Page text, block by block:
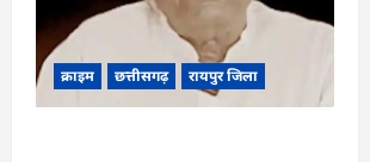
क्राइम छत्तीसगढ़ रायपुर जिला